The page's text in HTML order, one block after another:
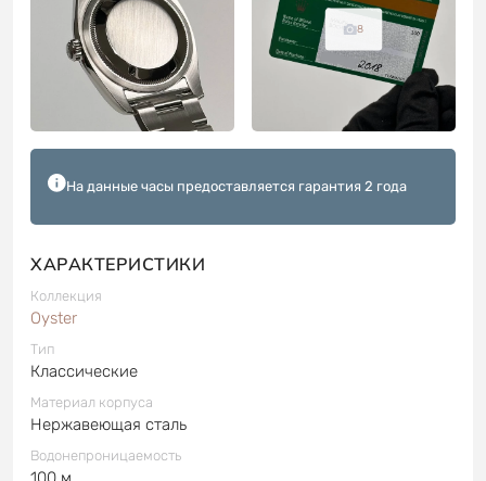
8
На данные часы предоставляется гарантия 2 года
ХАРАКТЕРИСТИКИ
Коллекция
Oyster
Тип
Классические
Материал корпуса
Нержавеющая сталь
Водонепроницаемость